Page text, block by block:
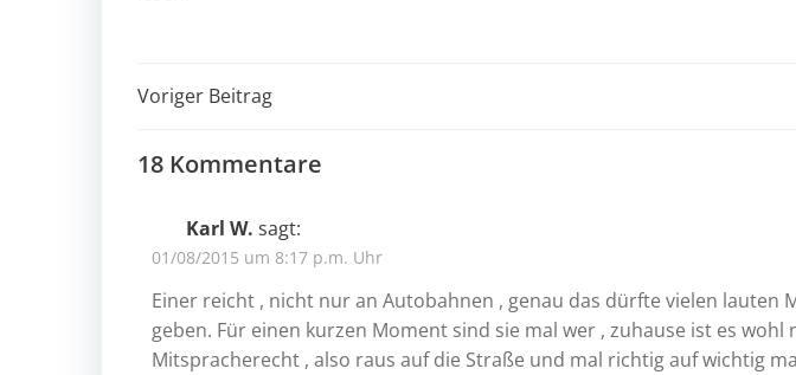
Post
navigation
Voriger Beitrag
18 Kommentare
Karl W. sagt:
01/08/2015 um 8:17 p.m. Uhr
Einer reicht , nicht nur an Autobahnen , genau das dürfte vielen lauten
geben. Für einen kurzen Moment sind sie mal wer , zuhause ist es
Mitspracherecht , also raus auf die Straße und mal richtig auf wichtig